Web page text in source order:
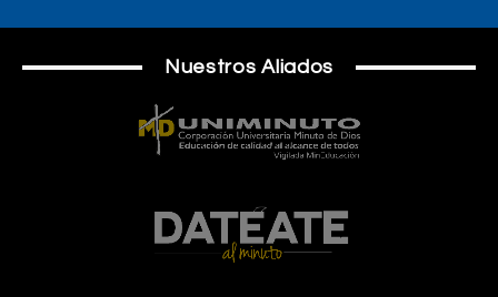
Nuestros Aliados